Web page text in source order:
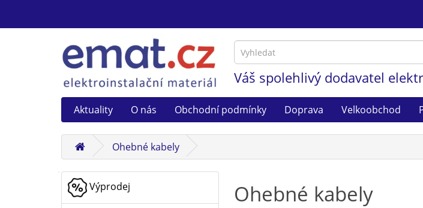
Váš spolehlivý dodavatel
Aktuality O nás Obchodní podmínky Doprava Velkoobchod
Ohebné kabely
Výprodej Ohebné kabely